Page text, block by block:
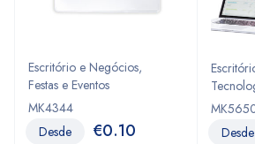
Escritório e Negócios,
Festas e Eventos
MK4344
Desde €0.10 Desde